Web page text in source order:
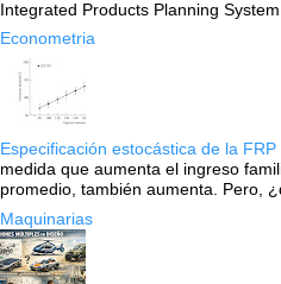
Integrated Products Planning System
Econometria
Especificación estocástica de la FRP
medida que aumenta el ingreso
promedio, también aumenta. Pero,
Maquinarias